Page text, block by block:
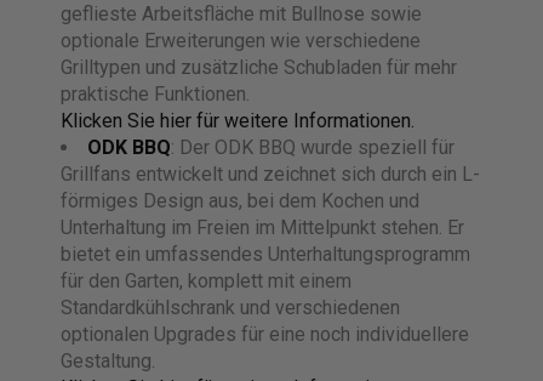
geflieste Arbeitsfläche mit Bullnose sowie
optionale Erweiterungen wie verschiedene
Grilltypen und zusätzliche Schubladen für mehr
praktische Funktionen.
Klicken Sie hier für weitere Informationen.
ODK BBQ: Der ODK BBQ wurde speziell für
Grillfans entwickelt und zeichnet sich durch ein L-
förmiges Design aus, bei dem Kochen und
Unterhaltung im Freien im Mittelpunkt stehen. Er
bietet ein umfassendes Unterhaltungsprogramm
für den Garten, komplett mit einem
Standardkühlschrank und verschiedenen
optionalen Upgrades für eine noch individuellere
Gestaltung.